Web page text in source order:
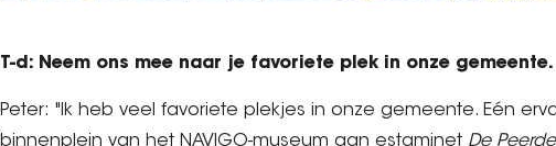
T-d: Neem ons mee naar je favoriete plek in onze gemeente.
Peter: "Ik heb veel favoriete plekjes in onze gemeente. Eén
binnenplein van het NAVIGO-museum aan estaminet De